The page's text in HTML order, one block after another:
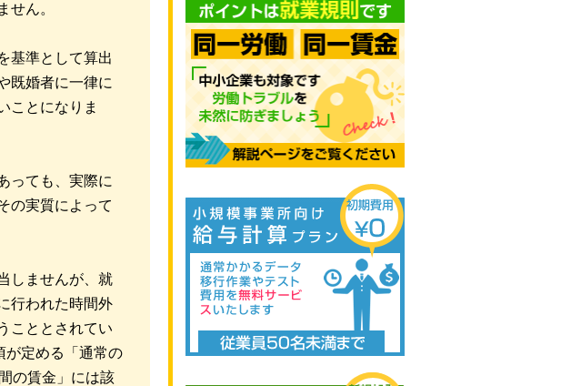
せん。
基準として算出
既婚者に一律に
ことになりま
っても、実際に
の実質によって
しませんが、就
行われた時間外
こととされてい
が定める「通常の
の賃金」には該